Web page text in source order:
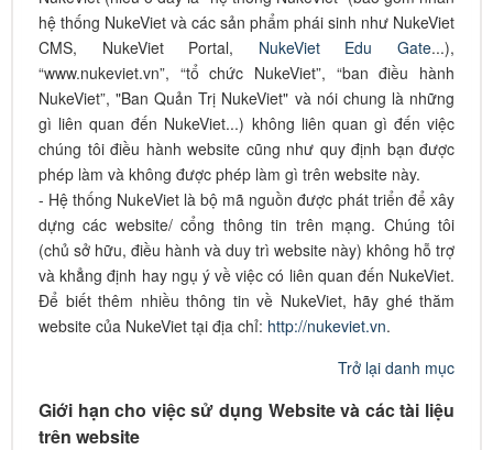
hệ thống NukeViet và các sản phẩm phái sinh như NukeViet
CMS, NukeViet Portal, NukeViet Edu Gate...),
“www.nukeviet.vn”, “tổ chức NukeViet”, “ban điều hành
NukeViet”, "Ban Quản Trị NukeViet" và nói chung là những
gì liên quan đến NukeViet...) không liên quan gì đến việc
chúng tôi điều hành website cũng như quy định bạn được
phép làm và không được phép làm gì trên website này.
- Hệ thống NukeViet là bộ mã nguồn được phát triển để xây
dựng các website/ cổng thông tin trên mạng. Chúng tôi
(chủ sở hữu, điều hành và duy trì website này) không hỗ trợ
và khẳng định hay ngụ ý về việc có liên quan đến NukeViet.
Để biết thêm nhiều thông tin về NukeViet, hãy ghé thăm
website của NukeViet tại địa chỉ: http://nukeviet.vn.
Trở lại danh mục
Giới hạn cho việc sử dụng Website và các tài liệu
trên website